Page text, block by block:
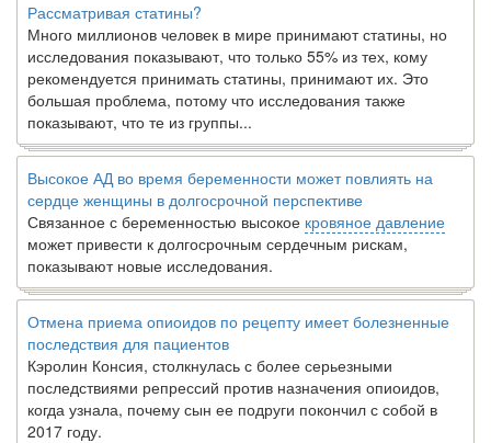
Рассматривая статины?
Много миллионов человек в мире принимают статины, но
исследования показывают, что только 55% из тех, кому
рекомендуется принимать статины, принимают их. Это
большая проблема, потому что исследования также
показывают, что те из группы...
Высокое АД во время беременности может повлиять на
сердце женщины в долгосрочной перспективе
Связанное с беременностью высокое кровяное давление
может привести к долгосрочным сердечным рискам,
показывают новые исследования.
Отмена приема опиоидов по рецепту имеет болезненные
последствия для пациентов
Кэролин Консия, столкнулась с более серьезными
последствиями репрессий против назначения опиоидов,
когда узнала, почему сын ее подруги покончил с собой в
2017 году.